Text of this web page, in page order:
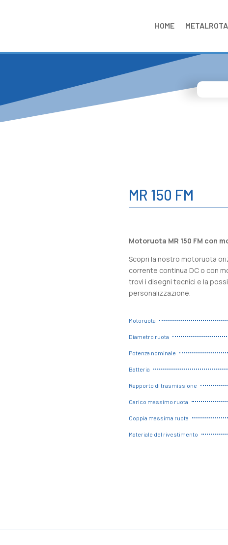
HOME METALROTA
MR 150 FM
Motoruota MR 150 FM con
Scopri la nostro motoruota
corrente continua DC o con
trovi i disegni tecnici e la
personalizzazione.
Motoruota
Diametro ruota
Potenza nominale
Batteria
Rapporto di trasmissione
Carico massimo ruota
Coppia massima ruota
Materiale del rivestimento